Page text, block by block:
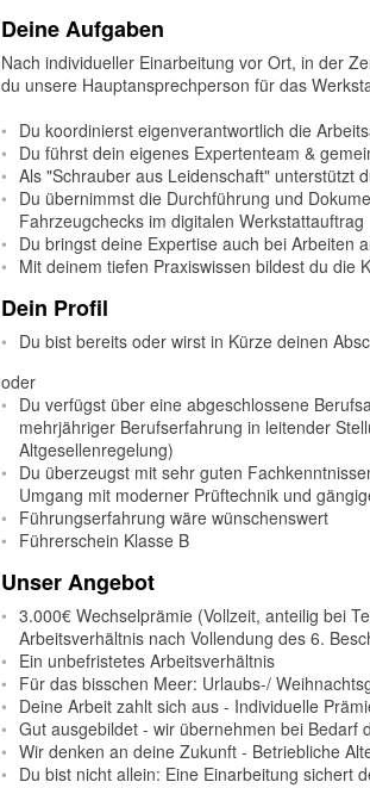
Deine Aufgaben
Nach individueller Einarbeitung vor Ort, in der
du unsere Hauptansprechperson für das
Du koordinierst eigenverantwortlich die
Du führst dein eigenes Expertenteam &
Als "Schrauber aus Leidenschaft" unterstützt
Du übernimmst die Durchführung und
Fahrzeugchecks im digitalen Werkstattauftrag
Du bringst deine Expertise auch bei Arbeiten
Mit deinem tiefen Praxiswissen bildest du die
Dein Profil
Du bist bereits oder wirst in Kürze deinen
oder
Du verfügst über eine abgeschlossene
mehrjähriger Berufserfahrung in leitender
Altgesellenregelung)
Du überzeugst mit sehr guten
Umgang mit moderner Prüftechnik und
Führungserfahrung wäre wünschenswert
Führerschein Klasse B
Unser Angebot
3.000€ Wechselprämie (Vollzeit, anteilig bei
Arbeitsverhältnis nach Vollendung des 6.
Ein unbefristetes Arbeitsverhältnis
Für das bisschen Meer: Urlaubs-/
Deine Arbeit zahlt sich aus - Individuelle
Gut ausgebildet - wir übernehmen bei Bedarf
Wir denken an deine Zukunft - Betriebliche
Du bist nicht allein: Eine Einarbeitung sichert